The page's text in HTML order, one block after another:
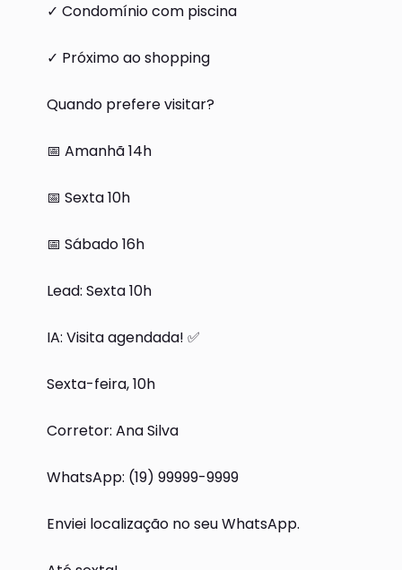
✓ Condomínio com piscina
✓ Próximo ao shopping
Quando prefere visitar?
📅 Amanhã 14h
📅 Sexta 10h
📅 Sábado 16h
Lead: Sexta 10h
IA: Visita agendada! ✅
Sexta-feira, 10h
Corretor: Ana Silva
WhatsApp: (19) 99999-9999
Enviei localização no seu WhatsApp.